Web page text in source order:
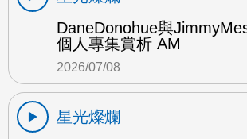
DaneDonohue與
個人專集賞析 AM
2026/07/08
星光燦爛